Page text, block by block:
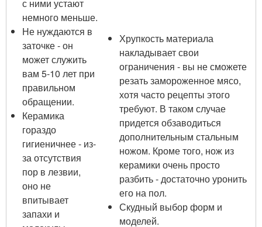
с ними устают
немного меньше.
Не нуждаются в
заточке - он
может служить
вам 5-10 лет при
правильном
обращении.
Керамика
гораздо
гигиеничнее - из-
за отсутствия
пор в лезвии,
оно не
впитывает
запахи и
Хрупкость материала
накладывает свои
ограничения - вы не сможете
резать замороженное мясо,
хотя часто рецепты этого
требуют. В таком случае
придется обзаводиться
дополнительным стальным
ножом. Кроме того, нож из
керамики очень просто
разбить - достаточно уронить
его на пол.
Скудный выбор форм и
моделей.